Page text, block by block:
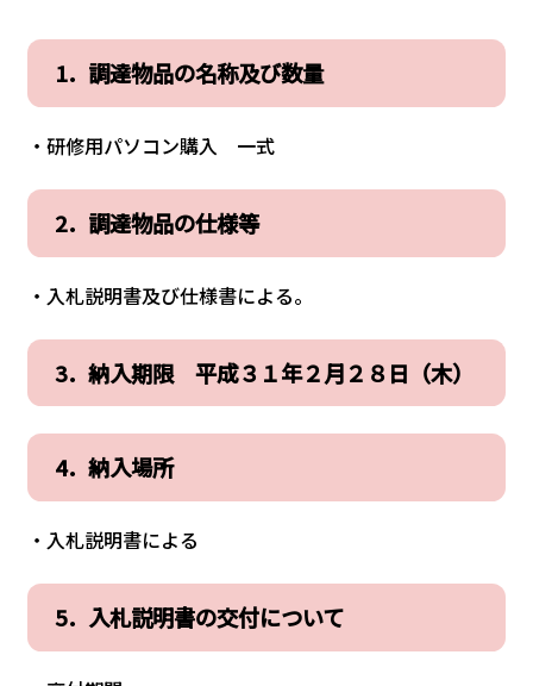
1．調達物品の名称及び数量
・研修用パソコン購入 一式
2．調達物品の仕様等
・入札説明書及び仕様書による。
3．納入期限 平成３１年２月２８日（木）
4．納入場所
・入札説明書による
5．入札説明書の交付について